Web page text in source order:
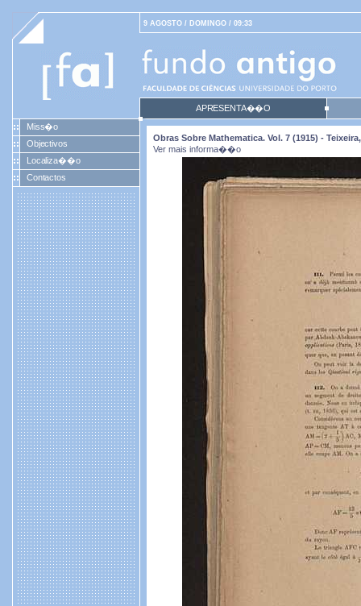
9 AGOSTO / DOMINGO / 09:33
APRESENTA��O
Miss�o
Objectivos
Localiza��o
Contactos
Obras Sobre Mathematica. Vol. 7 (1915) -
Ver mais informa��o